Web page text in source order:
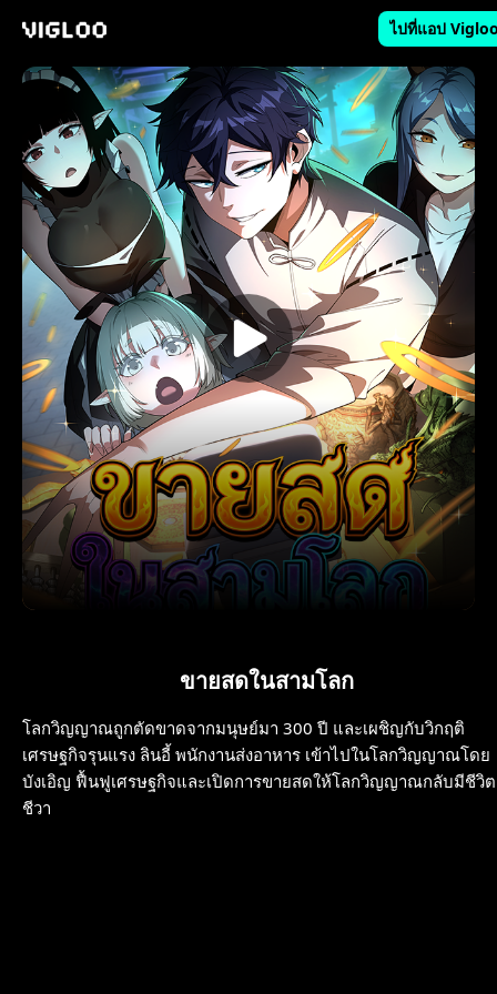
ไปที่แอป
ขายสดในสามโลก
โลกวิญญาณถูกตัดขาดจากมนุษย์มา 300 ปี และเผชิญกับวิกฤติ
เศรษฐกิจรุนแรง ลินอี้ พนักงานส่งอาหาร เข้าไปในโลกวิญญาณโดย
บังเอิญ ฟื้นฟูเศรษฐกิจและเปิดการขายสดให้โลกวิญญาณกลับมีชีวิต
ชีวา